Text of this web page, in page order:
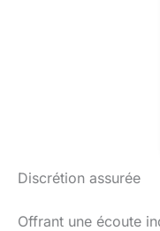
Discrétion assurée
Offrant une écoute